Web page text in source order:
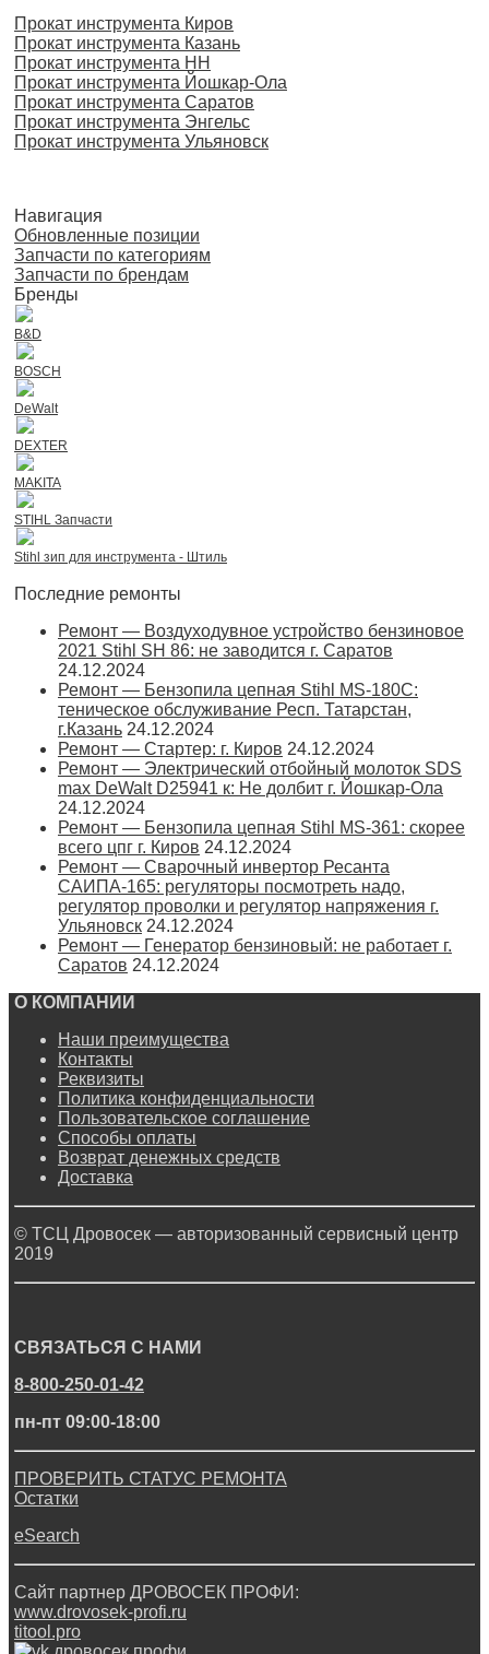
Прокат инструмента Киров
Прокат инструмента Казань
Прокат инструмента НН
Прокат инструмента Йошкар-Ола
Прокат инструмента Саратов
Прокат инструмента Энгельс
Прокат инструмента Ульяновск
Навигация
Обновленные позиции
Запчасти по категориям
Запчасти по брендам
Бренды
B&D
BOSCH
DeWalt
DEXTER
MAKITA
STIHL Запчасти
Stihl зип для инструмента - Штиль
Последние ремонты
Ремонт — Воздуходувное устройство бензиновое
2021 Stihl SH 86: не заводится г. Саратов
24.12.2024
Ремонт — Бензопила цепная Stihl MS-180С:
теническое обслуживание Респ. Татарстан,
г.Казань 24.12.2024
Ремонт — Стартер: г. Киров 24.12.2024
Ремонт — Электрический отбойный молоток SDS
max DeWalt D25941 к: Не долбит г. Йошкар-Ола
24.12.2024
Ремонт — Бензопила цепная Stihl MS-361: скорее
всего цпг г. Киров 24.12.2024
Ремонт — Сварочный инвертор Ресанта
САИПА-165: регуляторы посмотреть надо,
регулятор проволки и регулятор напряжения г.
Ульяновск 24.12.2024
Ремонт — Генератор бензиновый: не работает г.
Саратов 24.12.2024
О КОМПАНИИ
Наши преимущества
Контакты
Реквизиты
Политика конфиденциальности
Пользовательское соглашение
Способы оплаты
Возврат денежных средств
Доставка
© ТСЦ Дровосек — авторизованный сервисный центр
2019
СВЯЗАТЬСЯ С НАМИ
8-800-250-01-42
пн-пт 09:00-18:00
ПРОВЕРИТЬ СТАТУС РЕМОНТА
Остатки
eSearch
Сайт партнер ДРОВОСЕК ПРОФИ:
www.drovosek-profi.ru
titool.pro